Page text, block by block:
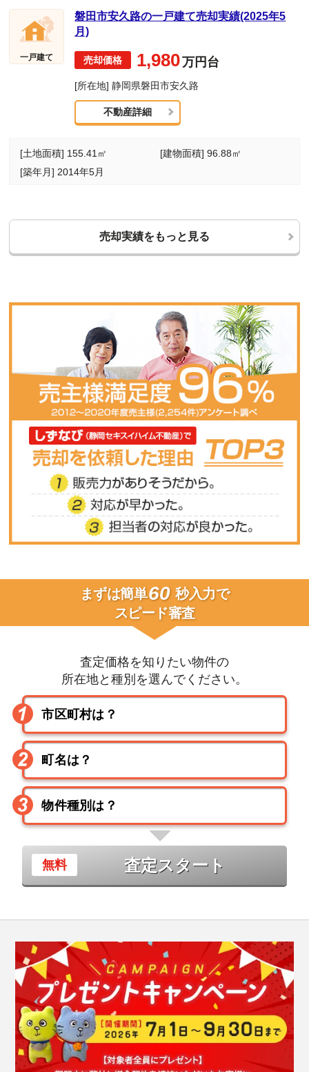
一戸建て
磐田市安久路の一戸建て売却実績(2025年5
月)
1,980万円台
[所在地] 静岡県磐田市安久路
不動産詳細
[土地面積] 155.41㎡
[建物面積] 96.88㎡
[築年月] 2014年5月
売却実績をもっと見る
まずは簡単60 秒入力で
スピード審査
査定価格を知りたい物件の
所在地と種別を選んでください。
査定スタート